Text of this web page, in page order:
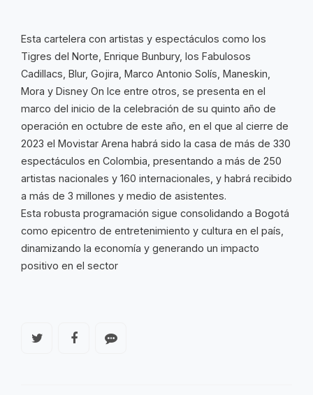
Esta cartelera con artistas y espectáculos como los
Tigres del Norte, Enrique Bunbury, los Fabulosos
Cadillacs, Blur, Gojira, Marco Antonio Solís, Maneskin,
Mora y Disney On Ice entre otros, se presenta en el
marco del inicio de la celebración de su quinto año de
operación en octubre de este año, en el que al cierre de
2023 el Movistar Arena habrá sido la casa de más de 330
espectáculos en Colombia, presentando a más de 250
artistas nacionales y 160 internacionales, y habrá recibido
a más de 3 millones y medio de asistentes.
Esta robusta programación sigue consolidando a Bogotá
como epicentro de entretenimiento y cultura en el país,
dinamizando la economía y generando un impacto
positivo en el sector